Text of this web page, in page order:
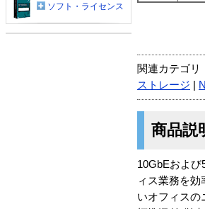
関連カテゴリ
ストレージ
商品説
10GbEおよ
ィス業務を
いオフィスの
ソフト・ライセンス